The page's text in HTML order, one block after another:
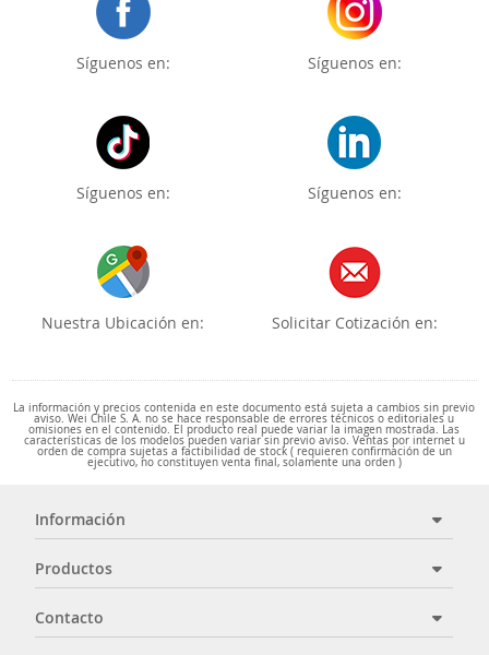
Síguenos en: Síguenos en:
Síguenos en: Síguenos en:
Nuestra Ubicación en: Solicitar Cotización en:
La información y precios contenida en este documento está sujeta a cambios sin previo
aviso. Wei Chile S. A. no se hace responsable de errores técnicos o editoriales u
omisiones en el contenido. El producto real puede variar la imagen mostrada. Las
características de los modelos pueden variar sin previo aviso. Ventas por internet u
orden de compra sujetas a factibilidad de stock ( requieren confirmación de un
ejecutivo, no constituyen venta final, solamente una orden )
Información
Productos
Contacto